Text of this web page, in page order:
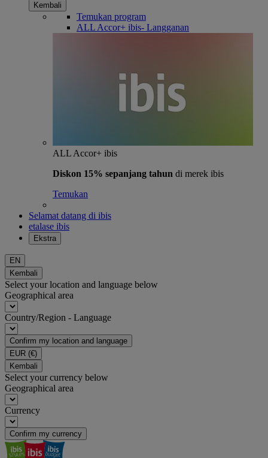
Kembali
Temukan program
ALL Accor+ ibis- Langganan
ALL Accor+ ibis
Diskon 15% sepanjang tahun di merek ibis
Temukan
Selamat datang di ibis
etalase ibis
Ekstra
EN
Kembali
Select your location and language below
Geographical area
Country/Region - Language
Confirm my location and language
EUR (€)
Kembali
Select your currency below
Geographical area
Currency
Confirm my currency